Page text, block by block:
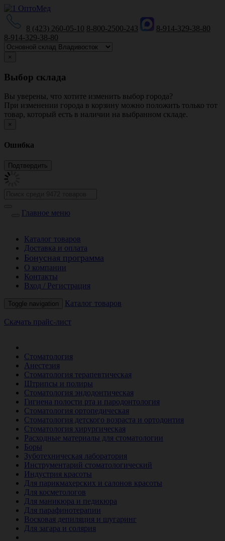
8 (423) 260-05-10 8-800-2500-243
8-914-329-38-80
8-914-329-38-80
×
Выбор склада
Вы уверены, что хотите изменить выбор города?
При изменении города в корзину можно положить только тот
товар, который есть в наличии на выбранном складе.
×
Ошибка
Главное меню
Каталог товаров
Доставка и оплата
Бонусная программа
О компании
Контакты
Вход / Регистрация
Toggle navigation Каталог товаров
Скачать прайс-лист
Стоматология
Анестезия
Стоматология терапевтическая
Штрипсы и полиры
Стоматология эндодонтическая
Гигиена полости рта и пародонтология
Стоматология ортопедическая
Стоматология детского возраста и ортодонтия
Стоматология хирургическая
Расходные материалы для стоматологии
Боры
Зуботехническая лаборатория
Инструментарий стоматологический
Индустрия красоты
Для парикмахерских и салонов красоты
Для косметологов
Для маникюра и педикюра
Для парафинотерапии
Восковая депиляция и шугаринг
Для загара и солярия